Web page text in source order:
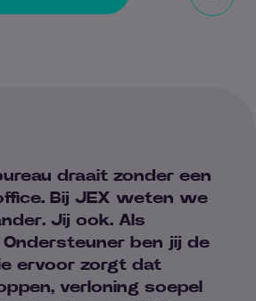
draait zonder een
Bij JEX weten we
Jij ook. Als
ben jij de
ervoor zorgt dat
verloning soepel